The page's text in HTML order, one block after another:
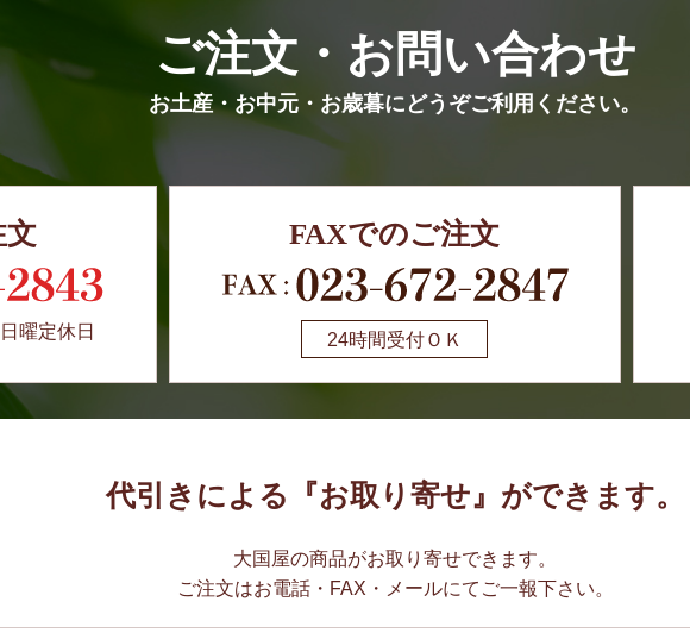
ご注文・お問い合わせ
お土産・お中元・お歳暮にどうぞご利用ください。
文
曜定休日
FAXでのご注文
24時間受付ＯＫ
代引きによる『お取り寄せ』ができます。
大国屋の商品がお取り寄せできます。
ご注文はお電話・FAX・メールにてご一報下さい。